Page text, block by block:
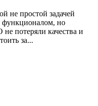
не простой задачей
функционалом, но
потеряли качества и
за...